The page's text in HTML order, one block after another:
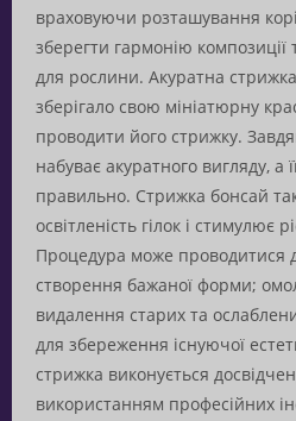
враховуючи розташування
зберегти гармонію композиції
для рослини. Акуратна
зберігало свою мініатюрну
проводити його стрижку.
набуває акуратного вигляду, а
правильно. Стрижка бонсай
освітленість гілок і стимулює
Процедура може
створення бажаної форми;
видалення старих та
для збереження існуючої
стрижка виконується
використанням професійних